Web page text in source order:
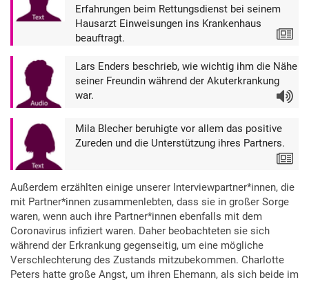
Erfahrungen beim Rettungsdienst bei seinem
Hausarzt Einweisungen ins Krankenhaus
beauftragt.
Lars Enders beschrieb, wie wichtig ihm die Nähe
seiner Freundin während der Akuterkrankung
war.
Mila Blecher beruhigte vor allem das positive
Zureden und die Unterstützung ihres Partners.
Außerdem erzählten einige unserer Interviewpartner*innen, die
mit Partner*innen zusammenlebten, dass sie in großer Sorge
waren, wenn auch ihre Partner*innen ebenfalls mit dem
Coronavirus infiziert waren. Daher beobachteten sie sich
während der Erkrankung gegenseitig, um eine mögliche
Verschlechterung des Zustands mitzubekommen. Charlotte
Peters hatte große Angst, um ihren Ehemann, als sich beide im